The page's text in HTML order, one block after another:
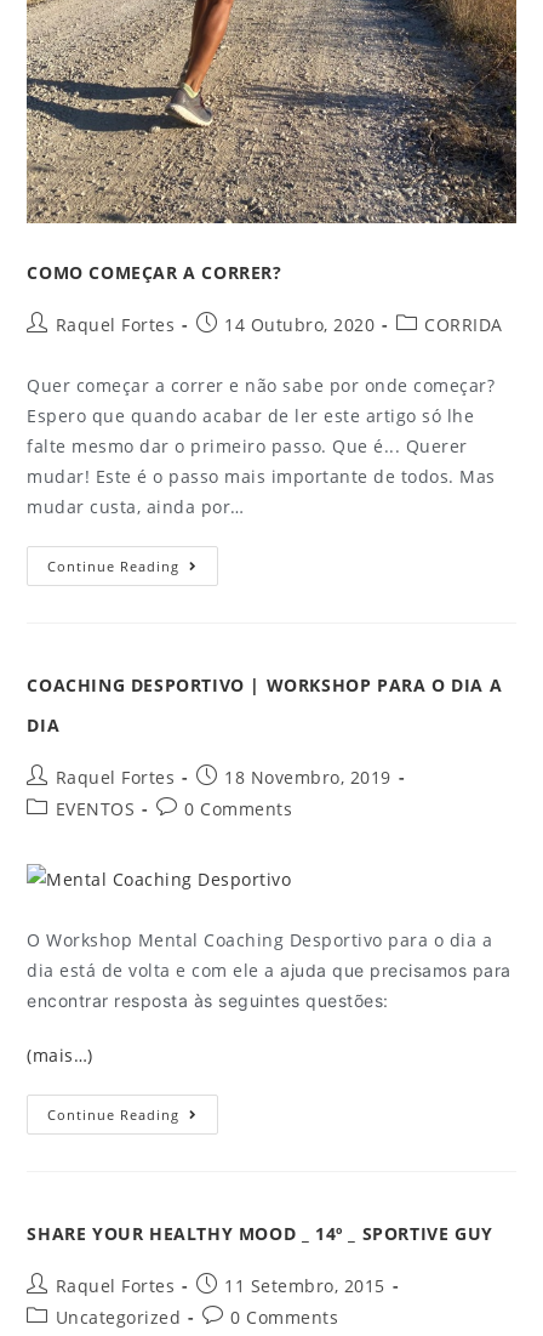
COMO COMEÇAR A CORRER?
Raquel Fortes 14 Outubro, 2020 CORRIDA
Quer começar a correr e não sabe por onde começar?
Espero que quando acabar de ler este artigo só lhe
falte mesmo dar o primeiro passo. Que é... Querer
mudar! Este é o passo mais importante de todos. Mas
mudar custa, ainda por…
Continue Reading
COACHING DESPORTIVO | WORKSHOP PARA O DIA A
DIA
Raquel Fortes
18 Novembro, 2019
EVENTOS
0 Comments
O Workshop Mental Coaching Desportivo para o dia a
dia está de volta e com ele aajuda que precisamos para
encontrar resposta às seguintes questões:
(mais…)
Continue Reading
SHARE YOUR HEALTHY MOOD _ 14º _ SPORTIVE GUY
Raquel Fortes
11 Setembro, 2015
Uncategorized
0 Comments